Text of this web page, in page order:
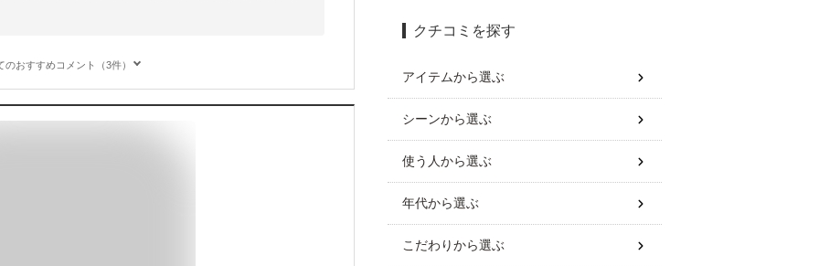
のおすすめコメント（3件）
クチコミを探す
アイテムから選ぶ
シーンから選ぶ
使う人から選ぶ
年代から選ぶ
こだわりから選ぶ